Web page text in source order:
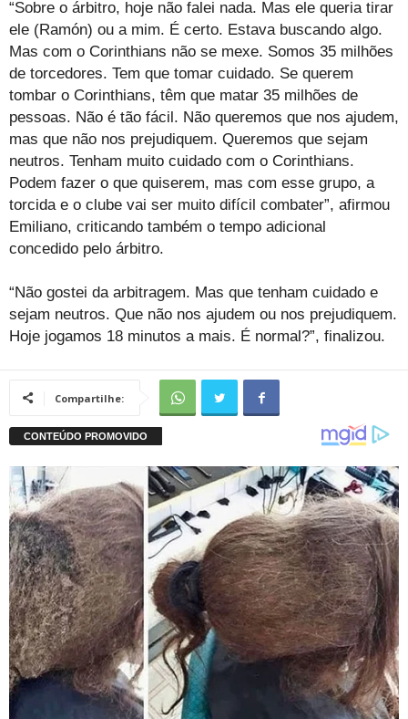
“Sobre o árbitro, hoje não falei nada. Mas ele queria tirar
ele (Ramón) ou a mim. É certo. Estava buscando algo.
Mas com o Corinthians não se mexe. Somos 35 milhões
de torcedores. Tem que tomar cuidado. Se querem
tombar o Corinthians, têm que matar 35 milhões de
pessoas. Não é tão fácil. Não queremos que nos ajudem,
mas que não nos prejudiquem. Queremos que sejam
neutros. Tenham muito cuidado com o Corinthians.
Podem fazer o que quiserem, mas com esse grupo, a
torcida e o clube vai ser muito difícil combater”, afirmou
Emiliano, criticando também o tempo adicional
concedido pelo árbitro.
“Não gostei da arbitragem. Mas que tenham cuidado e
sejam neutros. Que não nos ajudem ou nos prejudiquem.
Hoje jogamos 18 minutos a mais. É normal?”, finalizou.
Compartilhe: